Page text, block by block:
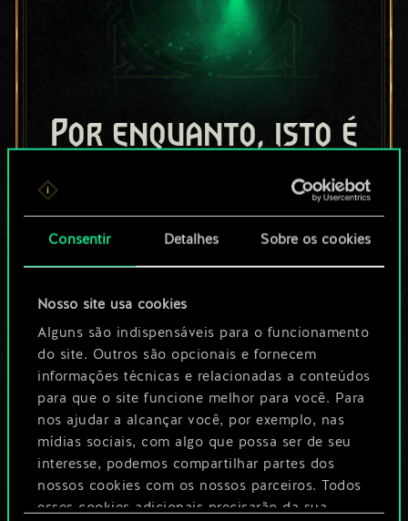
Consentir Detalhes Sobre os cookies
Nosso site usa cookies
Alguns são indispensáveis para o funcionamento
do site. Outros são opcionais e fornecem
informações técnicas e relacionadas a conteúdos
para que o site funcione melhor para você. Para
nos ajudar a alcançar você, por exemplo, nas
mídias sociais, com algo que possa ser de seu
interesse, podemos compartilhar partes dos
nossos cookies com os nossos parceiros. Todos
esses cookies adicionais precisarão da sua
Por enquanto, isto é
apenas um conjunto
de cartas
compartilhado.
No entanto, dá para
ser muito mais!
Dê um nome para este baralho e crie
um guia
Editar baralho